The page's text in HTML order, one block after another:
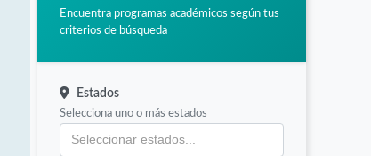
Encuentra programas académicos según tus
criterios de búsqueda
Estados
Selecciona uno o más estados